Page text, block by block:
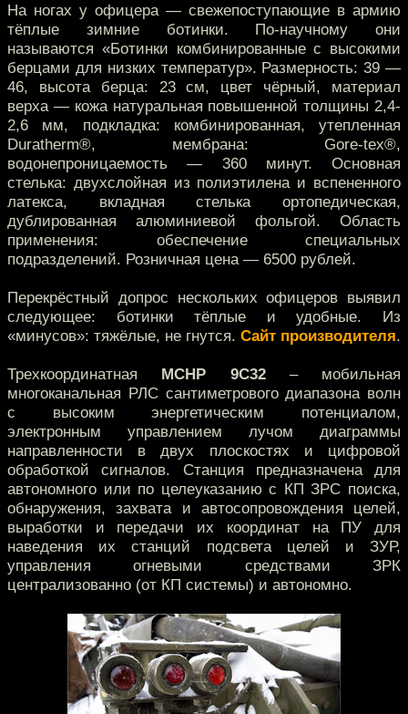
На ногах у офицера — свежепоступающие в армию
тёплые зимние ботинки. По-научному они
называются «Ботинки комбинированные с высокими
берцами для низких температур». Размерность: 39 —
46, высота берца: 23 см, цвет чёрный, материал
верха — кожа натуральная повышенной толщины 2,4-
2,6 мм, подкладка: комбинированная, утепленная
Duratherm®, мембрана: Gore-tex®,
водонепроницаемость — 360 минут. Основная
стелька: двухслойная из полиэтилена и вспененного
латекса, вкладная стелька ортопедическая,
дублированная алюминиевой фольгой. Область
применения: обеспечение специальных
подразделений. Розничная цена — 6500 рублей.
Перекрёстный допрос нескольких офицеров выявил
следующее: ботинки тёплые и удобные. Из
«минусов»: тяжёлые, не гнутся. Сайт производителя.
Трехкоординатная МСНР 9С32– мобильная
многоканальная РЛС сантиметрового диапазона волн
с высоким энергетическим потенциалом,
электронным управлением лучом диаграммы
направленности в двух плоскостях и цифровой
обработкой сигналов. Станция предназначена для
автономного или по целеуказанию с КП ЗРС поиска,
обнаружения, захвата и автосопровождения целей,
выработки и передачи их координат на ПУ для
наведения их станций подсвета целей и ЗУР,
управления огневыми средствами ЗРК
централизованно (от КП системы) и автономно.